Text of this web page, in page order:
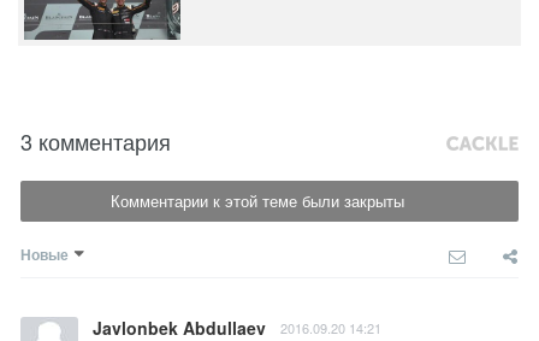
3 комментария
Комментарии к этой теме были закрыты
Новые
Javlonbek Abdullaev 2016.09.20 14:21